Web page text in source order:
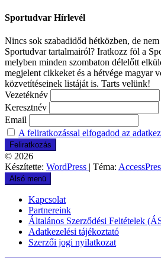
Sportudvar Hírlevél
Nincs sok szabadidőd hétközben, de
Sportudvar tartalmairól? Iratkozz föl a
melyben minden szombaton délelőtt
megjelent cikkeket és a hétvége magyar
közvetítéseinek listáját is. Tarts velünk!
Vezetéknév
Keresztnév
Email
A feliratkozással elfogadod az
© 2026
Készítette: WordPress | Téma:
Alsó menü
Kapcsolat
Partnereink
Általános Szerződési Feltételek
Adatkezelési tájékoztató
Szerzői jogi nyilatkozat